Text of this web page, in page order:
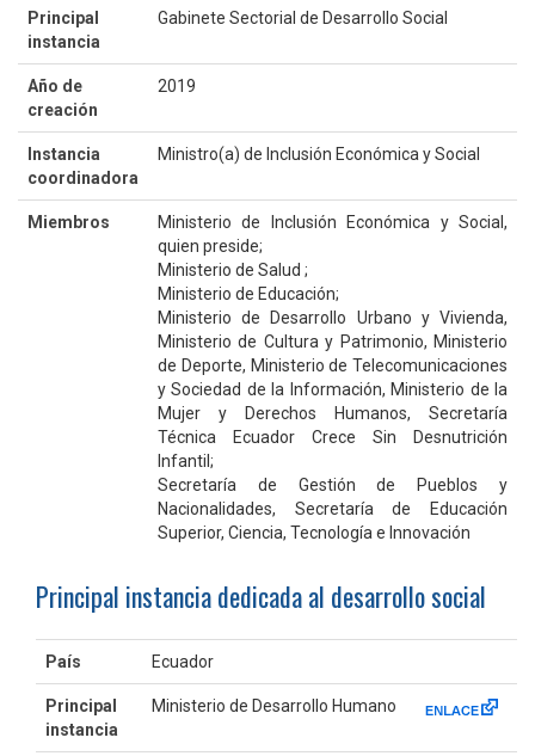
Principal
instancia
Gabinete Sectorial de Desarrollo Social
Año de
creación
2019
Instancia
coordinadora
Ministro(a) de Inclusión Económica y Social
Miembros
Ministerio de Inclusión Económica y Social,
quien preside;
Ministerio de Salud ;
Ministerio de Educación;
Ministerio de Desarrollo Urbano y Vivienda,
Ministerio de Cultura y Patrimonio, Ministerio
de Deporte, Ministerio de Telecomunicaciones
y Sociedad de la Información, Ministerio de la
Mujer y Derechos Humanos, Secretaría
Técnica Ecuador Crece Sin Desnutrición
Infantil;
Secretaría de Gestión de Pueblos y
Nacionalidades, Secretaría de Educación
Superior, Ciencia, Tecnología e Innovación
Principal instancia dedicada al desarrollo social
País Ecuador
Principal
instancia
Ministerio de Desarrollo Humano